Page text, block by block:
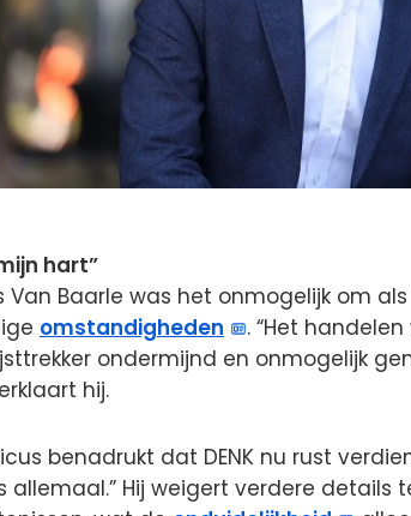
hart”
Van Baarle was het onmogelijk om
omstandigheden
. “Het
ondermijnd en onmogelijk
hij.
benadrukt dat DENK nu rust
allemaal.” Hij weigert verdere details